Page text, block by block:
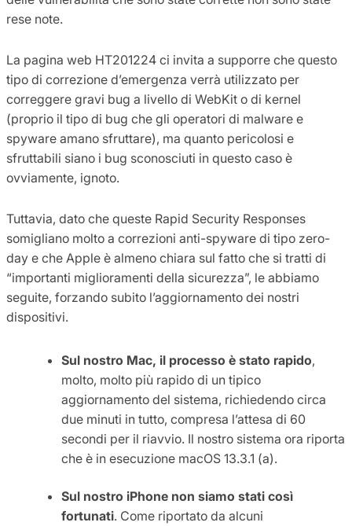
rese note.
La pagina web HT201224 ci invita a supporre che questo
tipo di correzione d’emergenza verrà utilizzato per
correggere gravi bug a livello di WebKit o di kernel
(proprio il tipo di bug che gli operatori di malware e
spyware amano sfruttare), ma quanto pericolosi e
sfruttabili siano i bug sconosciuti in questo caso è
ovviamente, ignoto.
Tuttavia, dato che queste Rapid Security Responses
somigliano molto a correzioni anti-spyware di tipo zero-
day e che Apple è almeno chiara sul fatto che si tratti di
“importanti miglioramenti della sicurezza”, le abbiamo
seguite, forzando subito l’aggiornamento dei nostri
dispositivi.
Sul nostro Mac, il processo è stato rapido,
molto, molto più rapido di un tipico
aggiornamento del sistema, richiedendo circa
due minuti in tutto, compresa l’attesa di 60
secondi per il riavvio. Il nostro sistema ora riporta
che è in esecuzione macOS 13.3.1 (a).
Sul nostro iPhone non siamo stati così
fortunati. Come riportato da alcuni